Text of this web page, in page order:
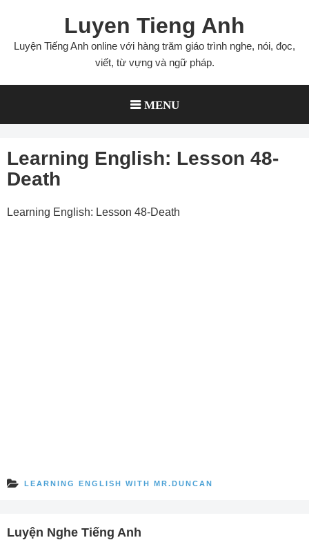
content
Luyen Tieng Anh
Luyện Tiếng Anh online với hàng trăm giáo trình nghe, nói, đọc,
viết, từ vựng và ngữ pháp.
MENU
Learning English: Lesson 48-
Death
Learning English: Lesson 48-Death
LEARNING ENGLISH WITH MR.DUNCAN
Luyện Nghe Tiếng Anh